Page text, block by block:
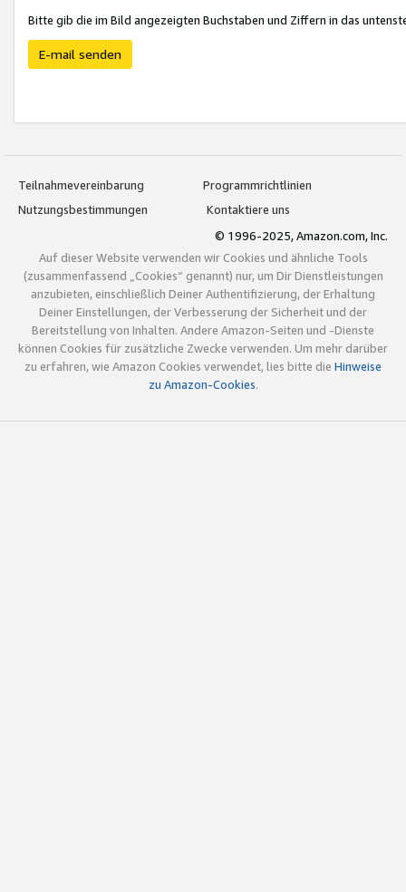
Bitte gib die im Bild angezeigten Buchstaben und Ziffern in das
E-mail senden
Teilnahmevereinbarung
Programmrichtlinien
Nutzungsbestimmungen
Kontaktiere uns
© 1996-2025, Amazon.com, Inc.
Auf dieser Website verwenden wir Cookies und ähnliche Tools
(zusammenfassend „Cookies“ genannt) nur, um Dir Dienstleistungen
anzubieten, einschließlich Deiner Authentifizierung, der Erhaltung
Deiner Einstellungen, der Verbesserung der Sicherheit und der
Bereitstellung von Inhalten. Andere Amazon-Seiten und -Dienste
können Cookies für zusätzliche Zwecke verwenden. Um mehr darüber
zu erfahren, wie Amazon Cookies verwendet, lies bitte die Hinweise
zu Amazon-Cookies.